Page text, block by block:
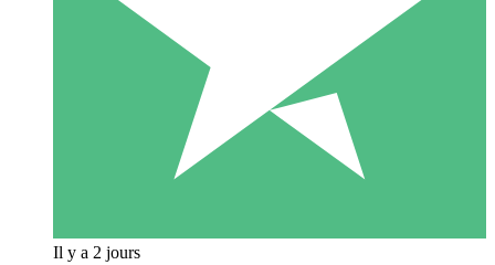
Il y a 2 jours